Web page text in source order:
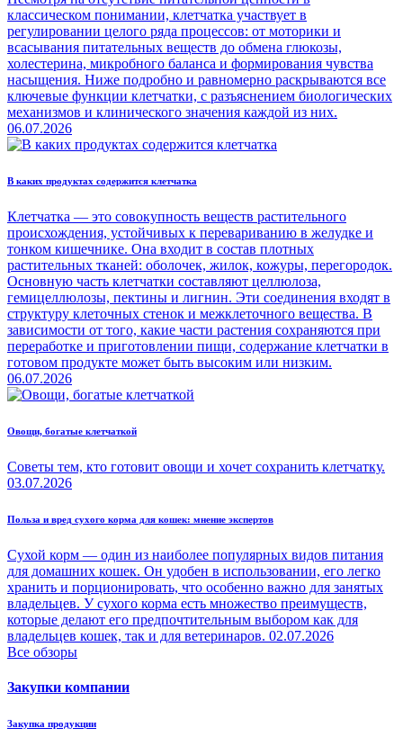
классическом понимании, клетчатка участвует в
регулировании целого ряда процессов: от моторики и
всасывания питательных веществ до обмена глюкозы,
холестерина, микробного баланса и формирования чувства
насыщения. Ниже подробно и равномерно раскрываются все
ключевые функции клетчатки, с разъяснением биологических
механизмов и клинического значения каждой из них.
06.07.2026
В каких продуктах содержится клетчатка
Клетчатка — это совокупность веществ растительного
происхождения, устойчивых к перевариванию в желудке и
тонком кишечнике. Она входит в состав плотных
растительных тканей: оболочек, жилок, кожуры, перегородок.
Основную часть клетчатки составляют целлюлоза,
гемицеллюлозы, пектины и лигнин. Эти соединения входят в
структуру клеточных стенок и межклеточного вещества. В
зависимости от того, какие части растения сохраняются при
переработке и приготовлении пищи, содержание клетчатки в
готовом продукте может быть высоким или низким.
06.07.2026
Овощи, богатые клетчаткой
Советы тем, кто готовит овощи и хочет сохранить клетчатку.
03.07.2026
Польза и вред сухого корма для кошек: мнение экспертов
Сухой корм — один из наиболее популярных видов питания
для домашних кошек. Он удобен в использовании, его легко
хранить и порционировать, что особенно важно для занятых
владельцев. У сухого корма есть множество преимуществ,
которые делают его предпочтительным выбором как для
владельцев кошек, так и для ветеринаров. 02.07.2026
Все обзоры
Закупки компании
Закупка продукции